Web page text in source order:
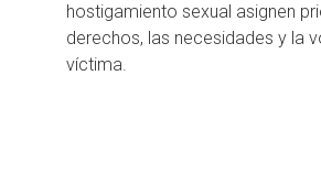
hostigamiento sexual asignen
derechos, las necesidades y la
víctima.